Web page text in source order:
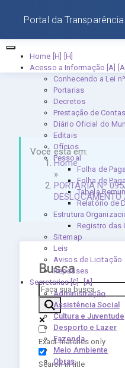
Home [H]
Acesso a Informação [A]
Conhecendo a Lei
Portarias
Decretos
Prestação de Contas
Diário Oficial do
Editais
Ofícios
Pessoal
Folha de
Folha de
Tabela
Relatório de
Estrutura
Registro das
Sitemap
Leis
Avisos de Licitação
Repasses
Secretarias [S]
Administração
Assistência Social
Cultura e Juventude
Desporto e Lazer
Fazenda
Meio Ambiente
Obras
Portal da Transparência
Você está em:
Home
»
PORTARIA Nº
Busca
Exact matches only
Search in title